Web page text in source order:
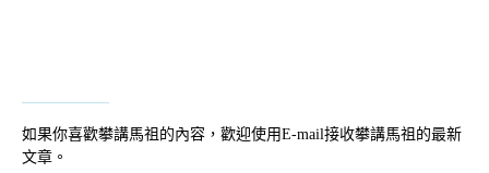
如果你喜歡攀講馬祖的內容，歡迎使用E-mail接收攀講馬祖的最新
文章。